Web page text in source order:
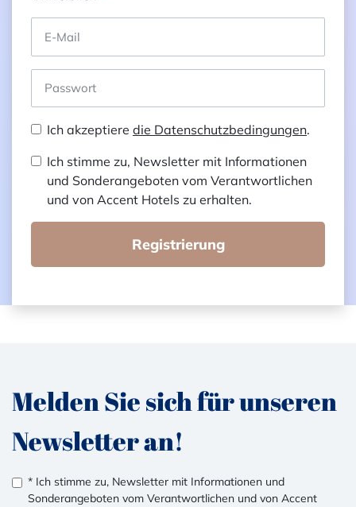
Ich akzeptiere die Datenschutzbedingungen.
Ich stimme zu, Newsletter mit Informationen
und Sonderangeboten vom Verantwortlichen
und von Accent Hotels zu erhalten.
Registrierung
Melden Sie sich für unseren
Newsletter an!
* Ich stimme zu, Newsletter mit Informationen und
Sonderangeboten vom Verantwortlichen und von Accent